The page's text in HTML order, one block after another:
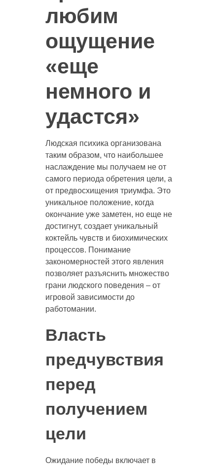
любим
ощущение
«еще
немного и
удастся»
Людская психика организована
таким образом, что наибольшее
наслаждение мы получаем не от
самого периода обретения цели, а
от предвосхищения триумфа. Это
уникальное положение, когда
окончание уже заметен, но еще не
достигнут, создает уникальный
коктейль чувств и биохимических
процессов. Понимание
закономерностей этого явления
позволяет разъяснить множество
грани людского поведения – от
игровой зависимости до
работомании.
Власть
предчувствия
перед
получением
цели
Ожидание победы включает в